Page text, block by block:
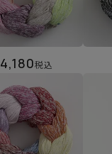
4,180税込